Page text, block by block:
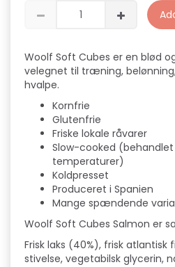
Woolf Soft Cubes er en blød
velegnet til træning,
hvalpe.
Kornfrie
Glutenfrie
Friske lokale råvarer
Slow-cooked
temperaturer)
Koldpresset
Produceret i Spanien
Mange spændende
Woolf Soft Cubes Salmon er
Frisk laks (40%), frisk atlantisk
stivelse, vegetabilsk glycerin,